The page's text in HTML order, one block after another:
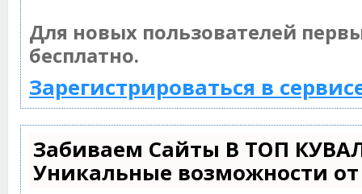
Для новых пользователей
бесплатно.
Зарегистрироваться в
Забиваем Сайты В ТОП
Уникальные возможности от